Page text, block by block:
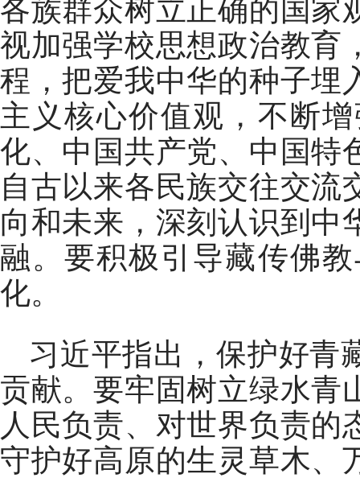
各族群众树立正确的国家
视加强学校思想政治教育
程，把爱我中华的种子埋
主义核心价值观，不断
化、中国共产党、中国特
自古以来各民族交往交流
向和未来，深刻认识到中
融。要积极引导藏传佛
化。
习近平指出，保护好青
贡献。要牢固树立绿水青
人民负责、对世界负责
守护好高原的生灵草木、